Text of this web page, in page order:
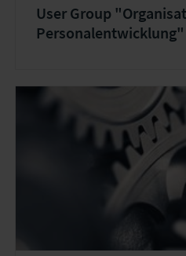
User Group
Personalentwicklung"